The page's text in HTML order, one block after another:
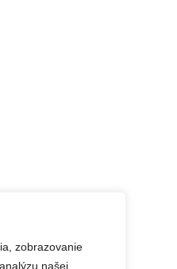
zobrazovanie
našej